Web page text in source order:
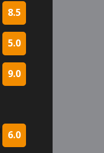
8.5
5.0
9.0
6.0